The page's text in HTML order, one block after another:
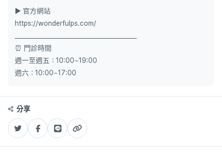
▶ 官方網站
https://wonderfulps.com/
⏰ 門診時間
週一至週五：10:00~19:00
週六：10:00~17:00
分享